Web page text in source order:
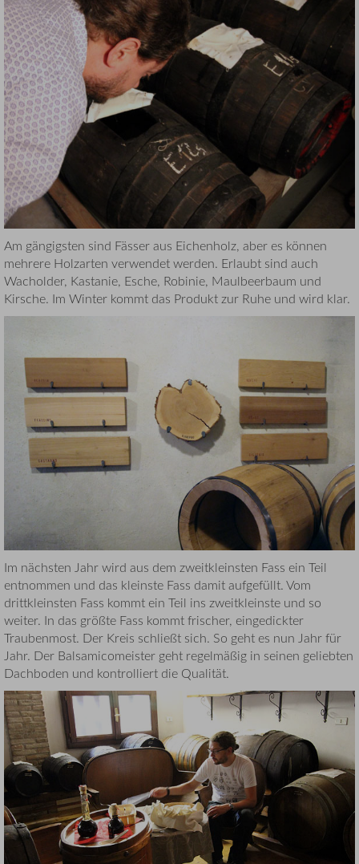
Am gängigsten sind Fässer aus Eichenholz, aber es können
mehrere Holzarten verwendet werden. Erlaubt sind auch
Wacholder, Kastanie, Esche, Robinie, Maulbeerbaum und
Kirsche. Im Winter kommt das Produkt zur Ruhe und wird klar.
Im nächsten Jahr wird aus dem zweitkleinsten Fass ein Teil
entnommen und das kleinste Fass damit aufgefüllt. Vom
drittkleinsten Fass kommt ein Teil ins zweitkleinste und so
weiter. In das größte Fass kommt frischer, eingedickter
Traubenmost. Der Kreis schließt sich. So geht es nun Jahr für
Jahr. Der Balsamicomeister geht regelmäßig in seinen geliebten
Dachboden und kontrolliert die Qualität.